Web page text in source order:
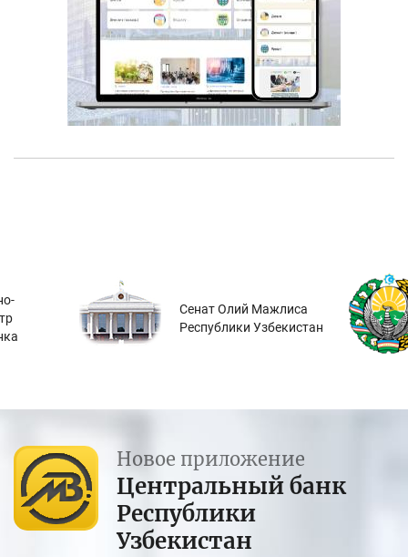
Сенат Олий Мажлиса
Республики Узбекистан
Новое приложение
Центральный банк
Республики
Узбекистан